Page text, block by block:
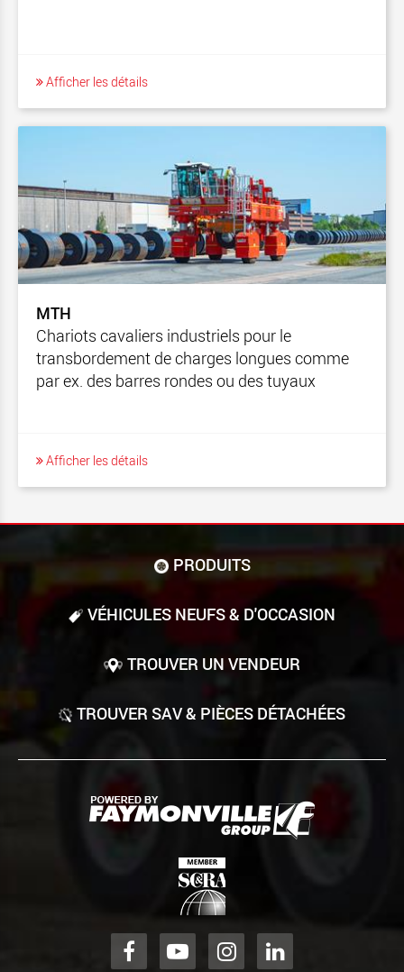
Afficher les détails
MTH
Chariots cavaliers industriels pour le
transbordement de charges longues comme
par ex. des barres rondes ou des tuyaux
Afficher les détails
PRODUITS
VÉHICULES NEUFS & D'OCCASION
TROUVER UN VENDEUR
TROUVER SAV & PIÈCES DÉTACHÉES